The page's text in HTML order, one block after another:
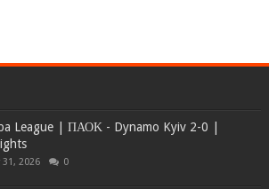
League | ΠΑΟΚ - Dynamo Kyiv 2-0 |
31, 2026 0